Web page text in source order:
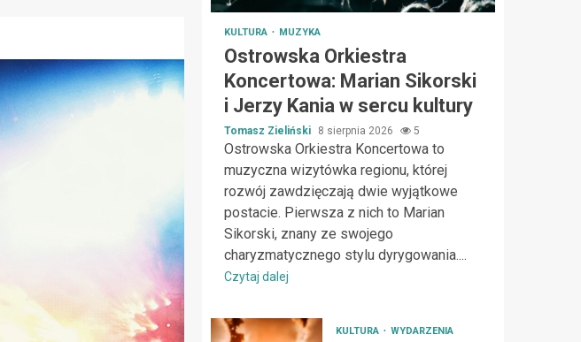
KULTURA MUZYKA
Ostrowska Orkiestra
Koncertowa: Marian Sikorski
i Jerzy Kania w sercu kultury
Tomasz Zieliński 8 sierpnia 2026 5
Ostrowska Orkiestra Koncertowa to
muzyczna wizytówka regionu, której
rozwój zawdzięczają dwie wyjątkowe
postacie. Pierwsza z nich to Marian
Sikorski, znany ze swojego
charyzmatycznego stylu dyrygowania....
Czytaj dalej
KULTURA WYDARZENIA